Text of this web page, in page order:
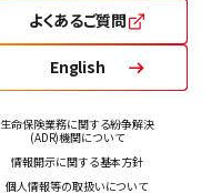
よくあるご質問
English
生命保険業務に関する紛争解決
(ADR)機関について
情報開示に関する基本方針
個人情報等の取扱いについて